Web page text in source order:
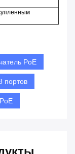
PoE
портов